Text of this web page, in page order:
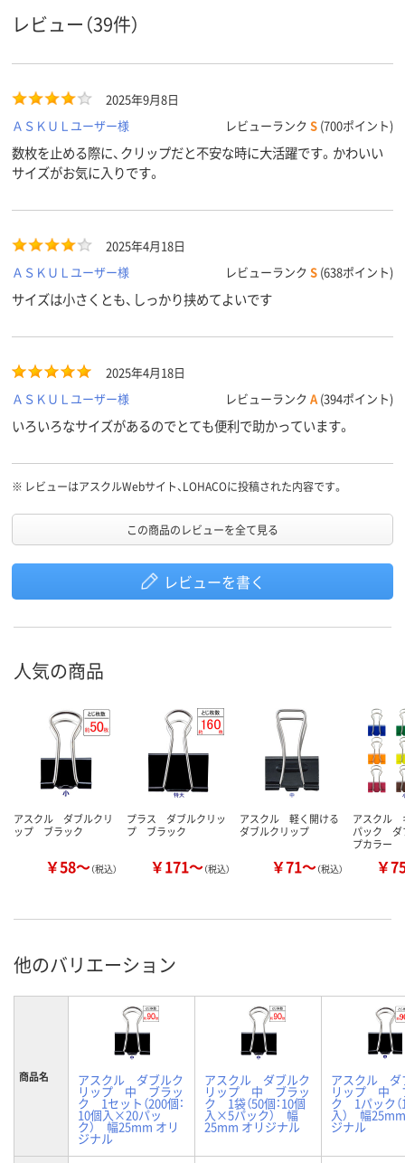
材質 スチール
レビュー（39件）
2025年9月8日
ＡＳＫＵＬユーザー様
レビューランク S (700ポイント)
数枚を止める際に、クリップだと不安な時に大活躍です。かわいい
サイズがお気に入りです。
2025年4月18日
ＡＳＫＵＬユーザー様
レビューランク S (638ポイント)
サイズは小さくとも、しっかり挟めてよいです
2025年4月18日
ＡＳＫＵＬユーザー様
レビューランク A (394ポイント)
いろいろなサイズがあるのでとても便利で助かっています。
※ レビューはアスクルWebサイト、LOHACOに投稿された内容です。
この商品のレビューを全て見る
レビューを書く
人気の商品
アスクル ダブルクリ
ップ ブラック
￥58～（税込）
プラス ダブルクリッ
プ ブラック
￥171～（税込）
アスクル 軽く開ける
ダブルクリップ
￥71～（税込）
アスクル
パック ダ
プカラー
￥
他のバリエーション
商品名 アスクル ダブルク
リップ 中 ブラッ
ク 1セット（200個：
10個入×20パッ
ク） 幅25mm オリ
ジナル
アスクル ダブルク
リップ 中 ブラッ
ク 1袋（50個：10個
入×5パック） 幅
25mm オリジナル
アスクル ダ
リップ 中
ク 1パック（
入） 幅
ジナル